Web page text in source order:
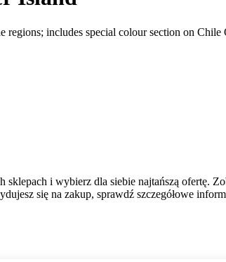
includes special colour section on
i wybierz dla siebie najtańszą ofertę.
się na zakup, sprawdź szczegółowe